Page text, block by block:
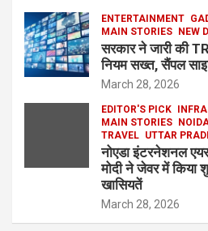
ENTERTAINMENT
MAIN STORIES
NEW
सरकार ने जारी की
नियम सख्त, सैंपल
March 28, 2026
EDITOR'S PICK
MAIN STORIES
TRAVEL UTTAR
नोएडा इंटरनेशनल
मोदी ने जेवर में किया
खासियतें
March 28, 2026